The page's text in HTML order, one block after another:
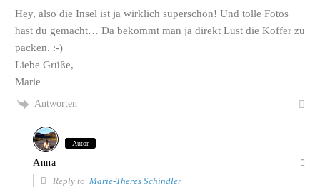
Hey, also die Insel ist ja wirklich superschön! Und tolle Fotos
hast du gemacht… Da bekommt man ja direkt Lust die Koffer zu
packen. :-)
Liebe Grüße,
Marie
Antworten
Autor
Anna
Reply to Marie-Theres Schindler